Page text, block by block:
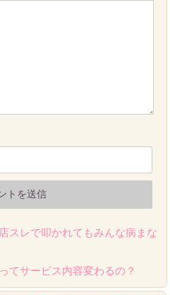
スレで叩かれてもみんな病まな
てサービス内容変わるの？